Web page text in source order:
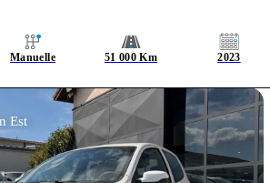
Manuelle 51 000 Km 2023
Est